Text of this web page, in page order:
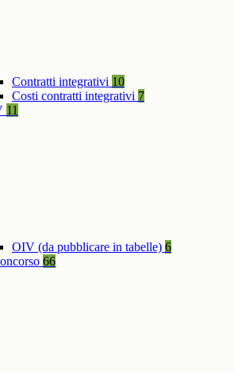
Contratti integrativi 10
Costi contratti integrativi 7
11
OIV (da pubblicare in tabelle) 6
66